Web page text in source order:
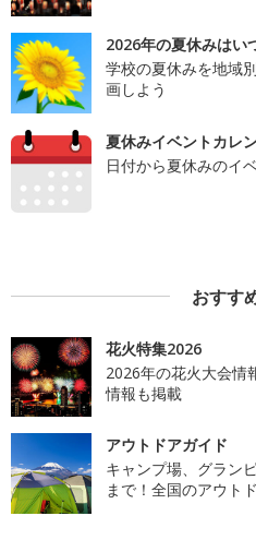
2026年の夏休みはい
学校の夏休みを地域
画しよう
夏休みイベントカレ
日付から夏休みのイ
おすす
花火特集2026
2026年の花火大会情
情報も掲載
アウトドアガイド
キャンプ場、グラン
まで！全国のアウト